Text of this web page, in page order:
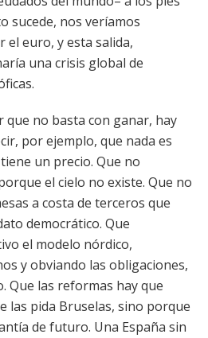
sucede, nos veríamos
el euro, y esta salida,
una crisis global de
que no basta con ganar, hay
por ejemplo, que nada es
un precio. Que no
el cielo no existe. Que no
a costa de terceros que
democrático. Que
el modelo nórdico,
y obviando las obligaciones,
Que las reformas hay que
las pida Bruselas, sino porque
de futuro. Una España sin